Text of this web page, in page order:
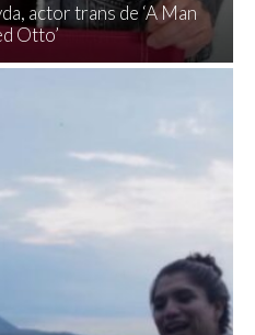
actor trans de ‘A Man
Otto’